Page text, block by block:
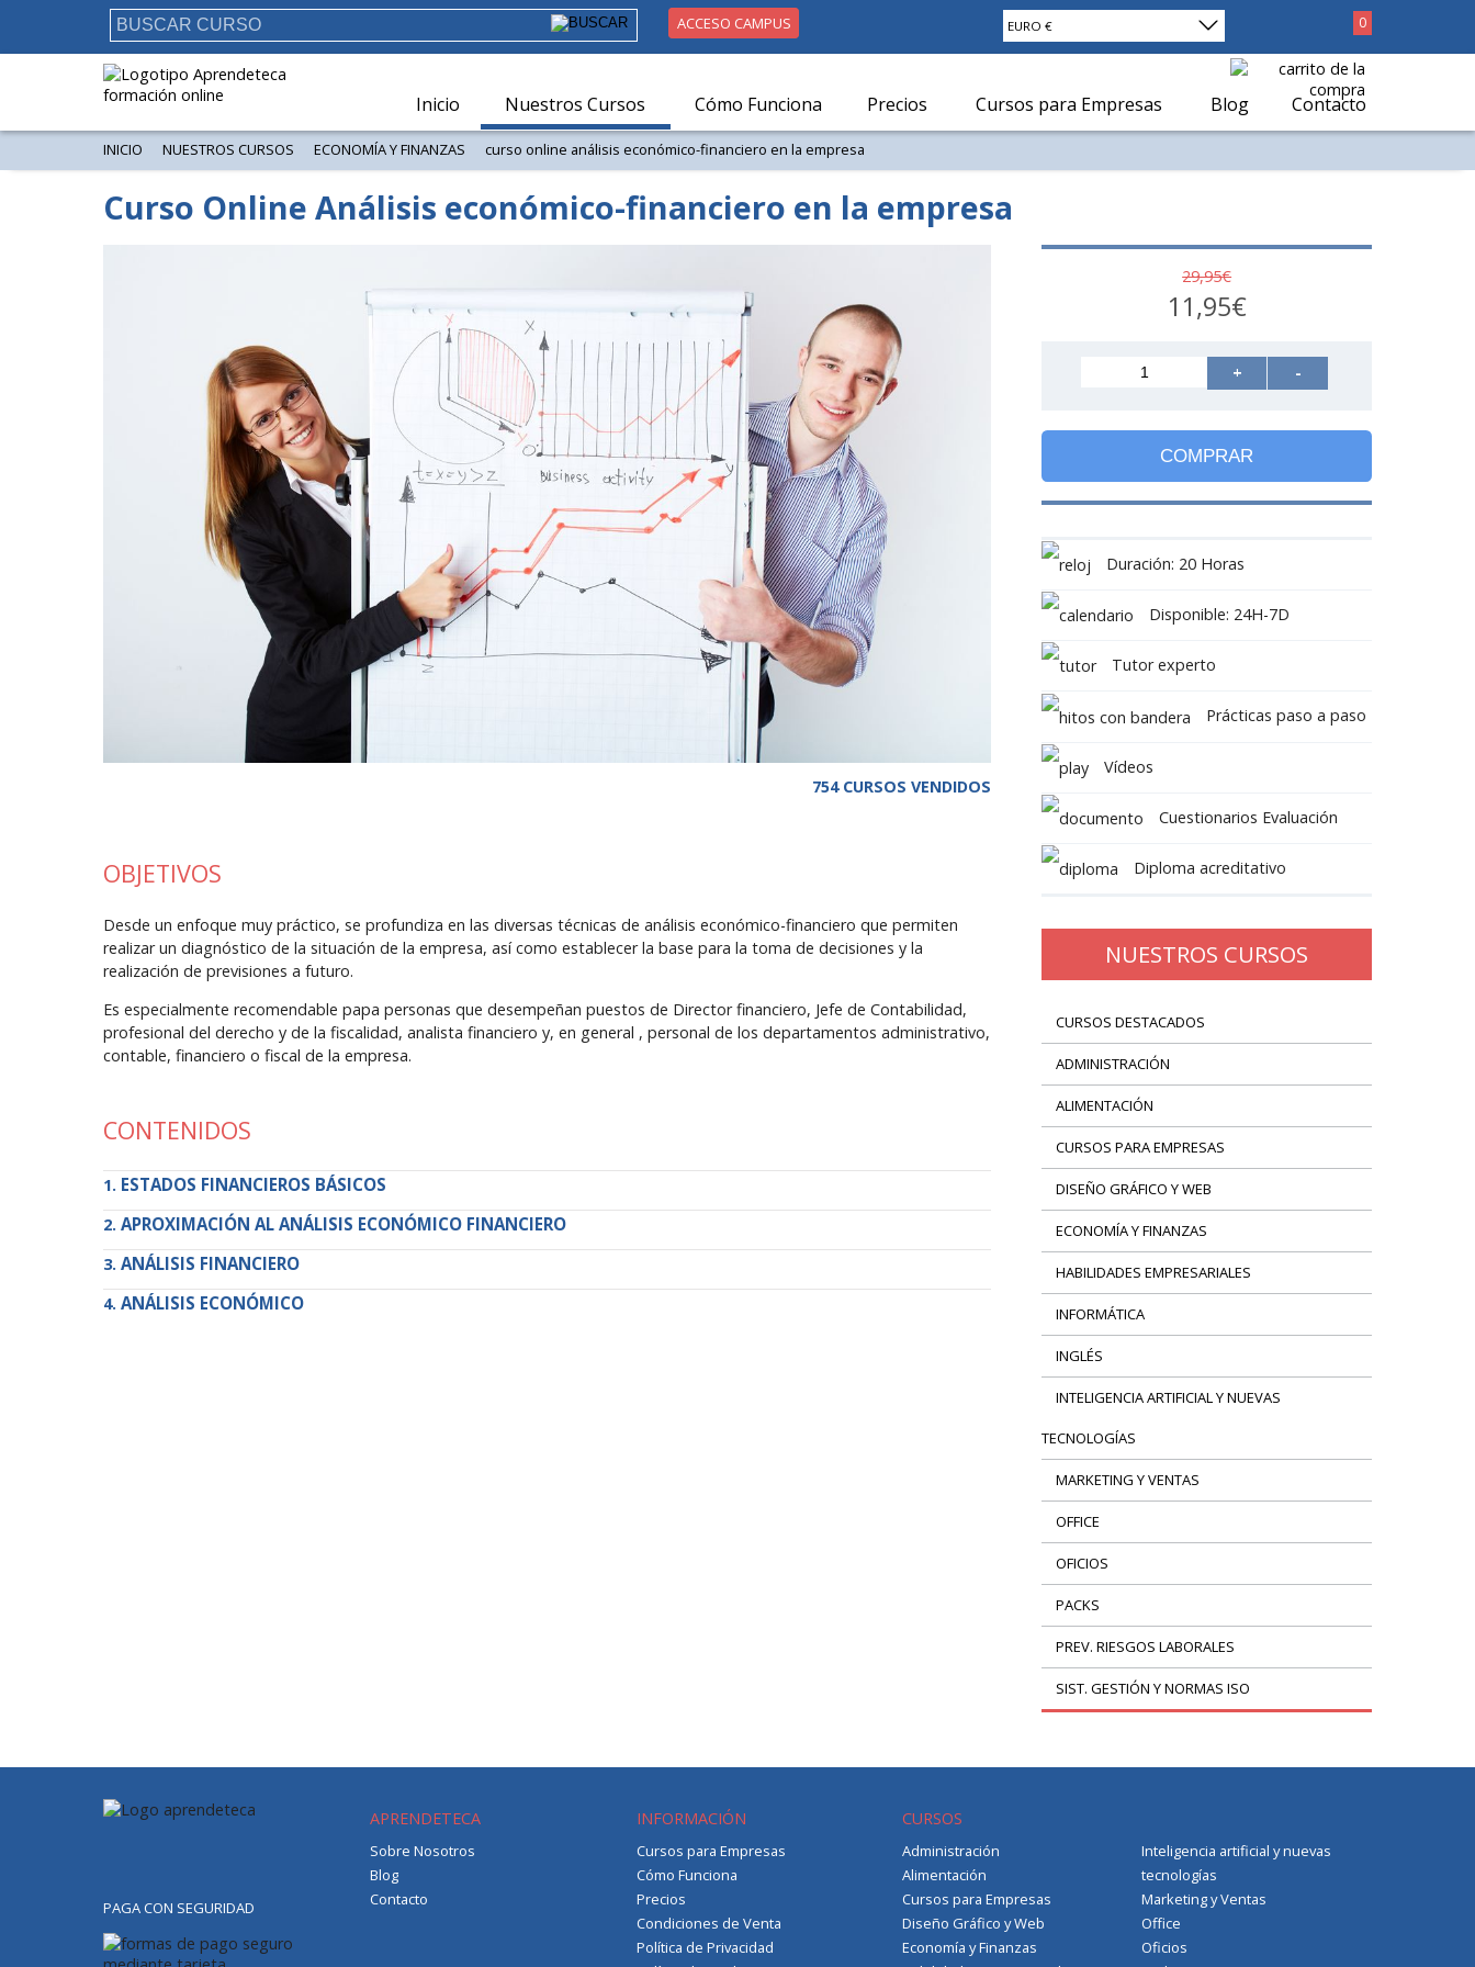
EURO € 0
ACCESO CAMPUS
Inicio Nuestros Cursos Cómo Funciona Precios Cursos para Empresas Blog Contacto
INICIO NUESTROS CURSOS ECONOMÍA Y FINANZAS curso online análisis económico-financiero en la empresa
Curso Online Análisis económico-financiero en la empresa
754 CURSOS VENDIDOS
OBJETIVOS
Desde un enfoque muy práctico, se profundiza en las diversas técnicas de análisis económico-financiero que permiten
realizar un diagnóstico de la situación de la empresa, así como establecer la base para la toma de decisiones y la
realización de previsiones a futuro.
Es especialmente recomendable papa personas que desempeñan puestos de Director financiero, Jefe de Contabilidad,
profesional del derecho y de la fiscalidad, analista financiero y, en general , personal de los departamentos administrativo,
contable, financiero o fiscal de la empresa.
CONTENIDOS
ESTADOS FINANCIEROS BÁSICOS
APROXIMACIÓN AL ANÁLISIS ECONÓMICO FINANCIERO
ANÁLISIS FINANCIERO
ANÁLISIS ECONÓMICO
29,95€
11,95€
+ -
COMPRAR
Duración: 20 Horas
Disponible: 24H-7D
Tutor experto
Prácticas paso a paso
Vídeos
Cuestionarios Evaluación
Diploma acreditativo
NUESTROS CURSOS
CURSOS DESTACADOS
ADMINISTRACIÓN
ALIMENTACIÓN
CURSOS PARA EMPRESAS
DISEÑO GRÁFICO Y WEB
ECONOMÍA Y FINANZAS
HABILIDADES EMPRESARIALES
INFORMÁTICA
INGLÉS
INTELIGENCIA ARTIFICIAL Y NUEVAS
TECNOLOGÍAS
MARKETING Y VENTAS
OFFICE
OFICIOS
PACKS
PREV. RIESGOS LABORALES
SIST. GESTIÓN Y NORMAS ISO
PAGA CON SEGURIDAD
APRENDETECA
Sobre Nosotros
Blog
Contacto
INFORMACIÓN
Cursos para Empresas
Cómo Funciona
Precios
Condiciones de Venta
Política de Privacidad
CURSOS
Administración
Alimentación
Cursos para Empresas
Diseño Gráfico y Web
Economía y Finanzas
Inteligencia artificial y nuevas
tecnologías
Marketing y Ventas
Office
Oficios